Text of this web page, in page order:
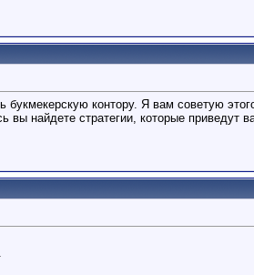
контору. Я вам советую
вы найдете стратегии, которые приведут